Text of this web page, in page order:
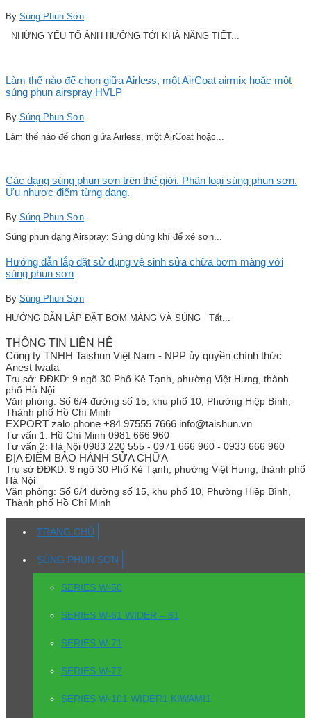
By Súng Phun Sơn
NHỮNG YẾU TỐ ẢNH HƯỞNG TỚI KHẢ NĂNG TIẾT...
Làm thế nào để chọn giữa Airless, một AirCoat airmix hoặc một
súng phun airspray HVLP
By Súng Phun Sơn
Làm thế nào để chọn giữa Airless, một AirCoat hoặc...
Các dạng súng phun sơn trên thế giới. Phân loại súng phun sơn.
Ưu nhược điểm từng dạng.
By Súng Phun Sơn
Súng phun dạng Airspray: Súng dùng khí để xé sơn...
Hướng dẫn lắp đặt sử dụng vệ sinh sửa chữa bơm màng với
súng phun sơn
By Súng Phun Sơn
HƯỚNG DẪN LẮP ĐẶT BƠM MÀNG VÀ SÚNG Tất...
THÔNG TIN LIÊN HỆ
Công ty TNHH Taishun Việt Nam - NPP ủy quyền chính thức
Anest Iwata
Trụ sở: ĐĐKD: 9 ngõ 30 Phố Kẻ Tạnh, phường Việt Hưng, thành
phố Hà Nội
Văn phòng: Số 6/4 đường số 15, khu phố 10, Phường Hiệp Bình,
Thành phố Hồ Chí Minh
EXPORT zalo phone +84 97555 7666 info@taishun.vn
Tư vấn 1: Hồ Chí Minh 0981 666 960
Tư vấn 2: Hà Nội 0983 220 555 - 0971 666 960 - 0933 666 960
ĐỊA ĐIỂM BẢO HÀNH SỬA CHỮA
Trụ sở ĐĐKD: 9 ngõ 30 Phố Kẻ Tạnh, phường Việt Hưng, thành phố
Hà Nội
Văn phòng: Số 6/4 đường số 15, khu phố 10, Phường Hiệp Bình,
Thành phố Hồ Chí Minh
TRANG CHỦ
SÚNG PHUN SƠN
SERIES W-50
SERIES W-61 WIDER – 61
SERIES W-71
SERIES W-77
SERIES W-101 WIDER1 KIWAMI1